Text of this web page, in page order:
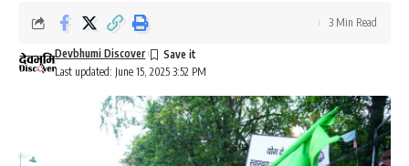
Last updated: June 15, 2025 3:52 PM
Devbhumi Discover
3 Min Read